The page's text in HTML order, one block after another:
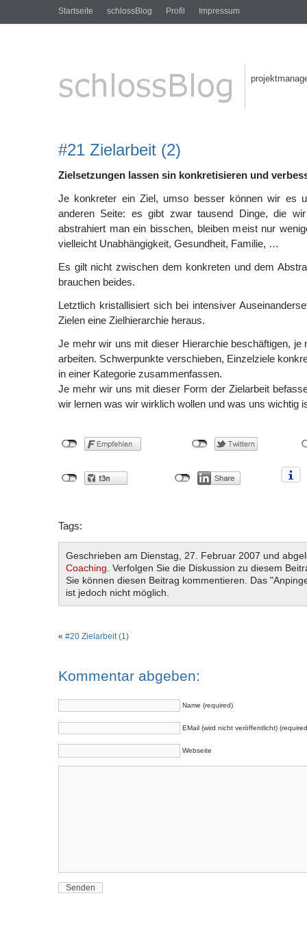
Startseite schlossBlog Profil Impressum
#21 Zielarbeit (2)
Zielsetzungen lassen sin konkretisieren und
Je konkreter ein Ziel, umso besser können wir es
anderen Seite: es gibt zwar tausend Dinge, die
abstrahiert man ein bisschen, bleiben meist nur
vielleicht Unabhängigkeit, Gesundheit, Familie, …
Es gilt nicht zwischen dem konkreten und dem
brauchen beides.
Letztlich kristallisiert sich bei intensiver
Zielen eine Zielhierarchie heraus.
Je mehr wir uns mit dieser Hierarchie beschäftigen, je
arbeiten. Schwerpunkte verschieben, Einzelziele
in einer Kategorie zusammenfassen.
Je mehr wir uns mit dieser Form der Zielarbeit
wir lernen was wir wirklich wollen und was uns wichtig
Tags:
Geschrieben am Dienstag, 27. Februar 2007 und
Coaching . Verfolgen Sie die Diskussion zu diesem
Sie können diesen Beitrag kommentieren. Das
ist jedoch nicht möglich.
« #20 Zielarbeit (1)
Kommentar abgeben:
Name (required)
EMail (wird nicht veröffentlicht)
Webseite